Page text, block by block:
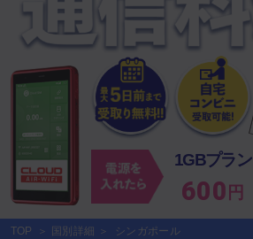
1GBプラン
600 円
TOP 国別詳細 シンガポール